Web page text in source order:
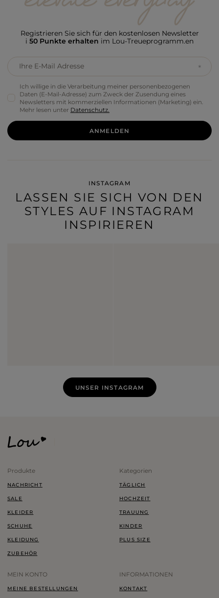
Registrieren Sie sich für den kostenlosen Newsletter
i 50 Punkte erhalten im Lou-Treueprogramm.en
Ihre E-Mail Adresse
Ich willige in die Verarbeitung meiner personenbezogenen
Daten (E-Mail-Adresse) zum Zweck der Zusendung eines
Newsletters mit kommerziellen Informationen (Marketing) ein.
Mehr lesen unter Datenschutz.
ANMELDEN
INSTAGRAM
LASSEN SIE SICH VON DEN
STYLES AUF INSTAGRAM
INSPIRIEREN
UNSER INSTAGRAM
Produkte
NACHRICHT
SALE
KLEIDER
SCHUHE
KLEIDUNG
ZUBEHÖR
Kategorien
TÄGLICH
HOCHZEIT
TRAUUNG
KINDER
PLUS SIZE
MEIN KONTO
MEINE BESTELLUNGEN
INFORMATIONEN
KONTAKT